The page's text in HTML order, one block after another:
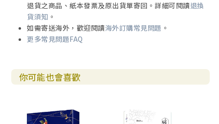
退貨之商品、紙本發票及原出貨單寄回。詳細可閱讀退換
貨須知 。
如需寄送海外，歡迎閱讀海外訂購常見問題 。
更多常見問題FAQ
你可能也會喜歡